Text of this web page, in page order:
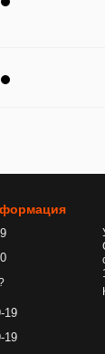
19
19